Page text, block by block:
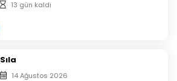
13 gün kaldı
Sıla
14 Ağustos 2026